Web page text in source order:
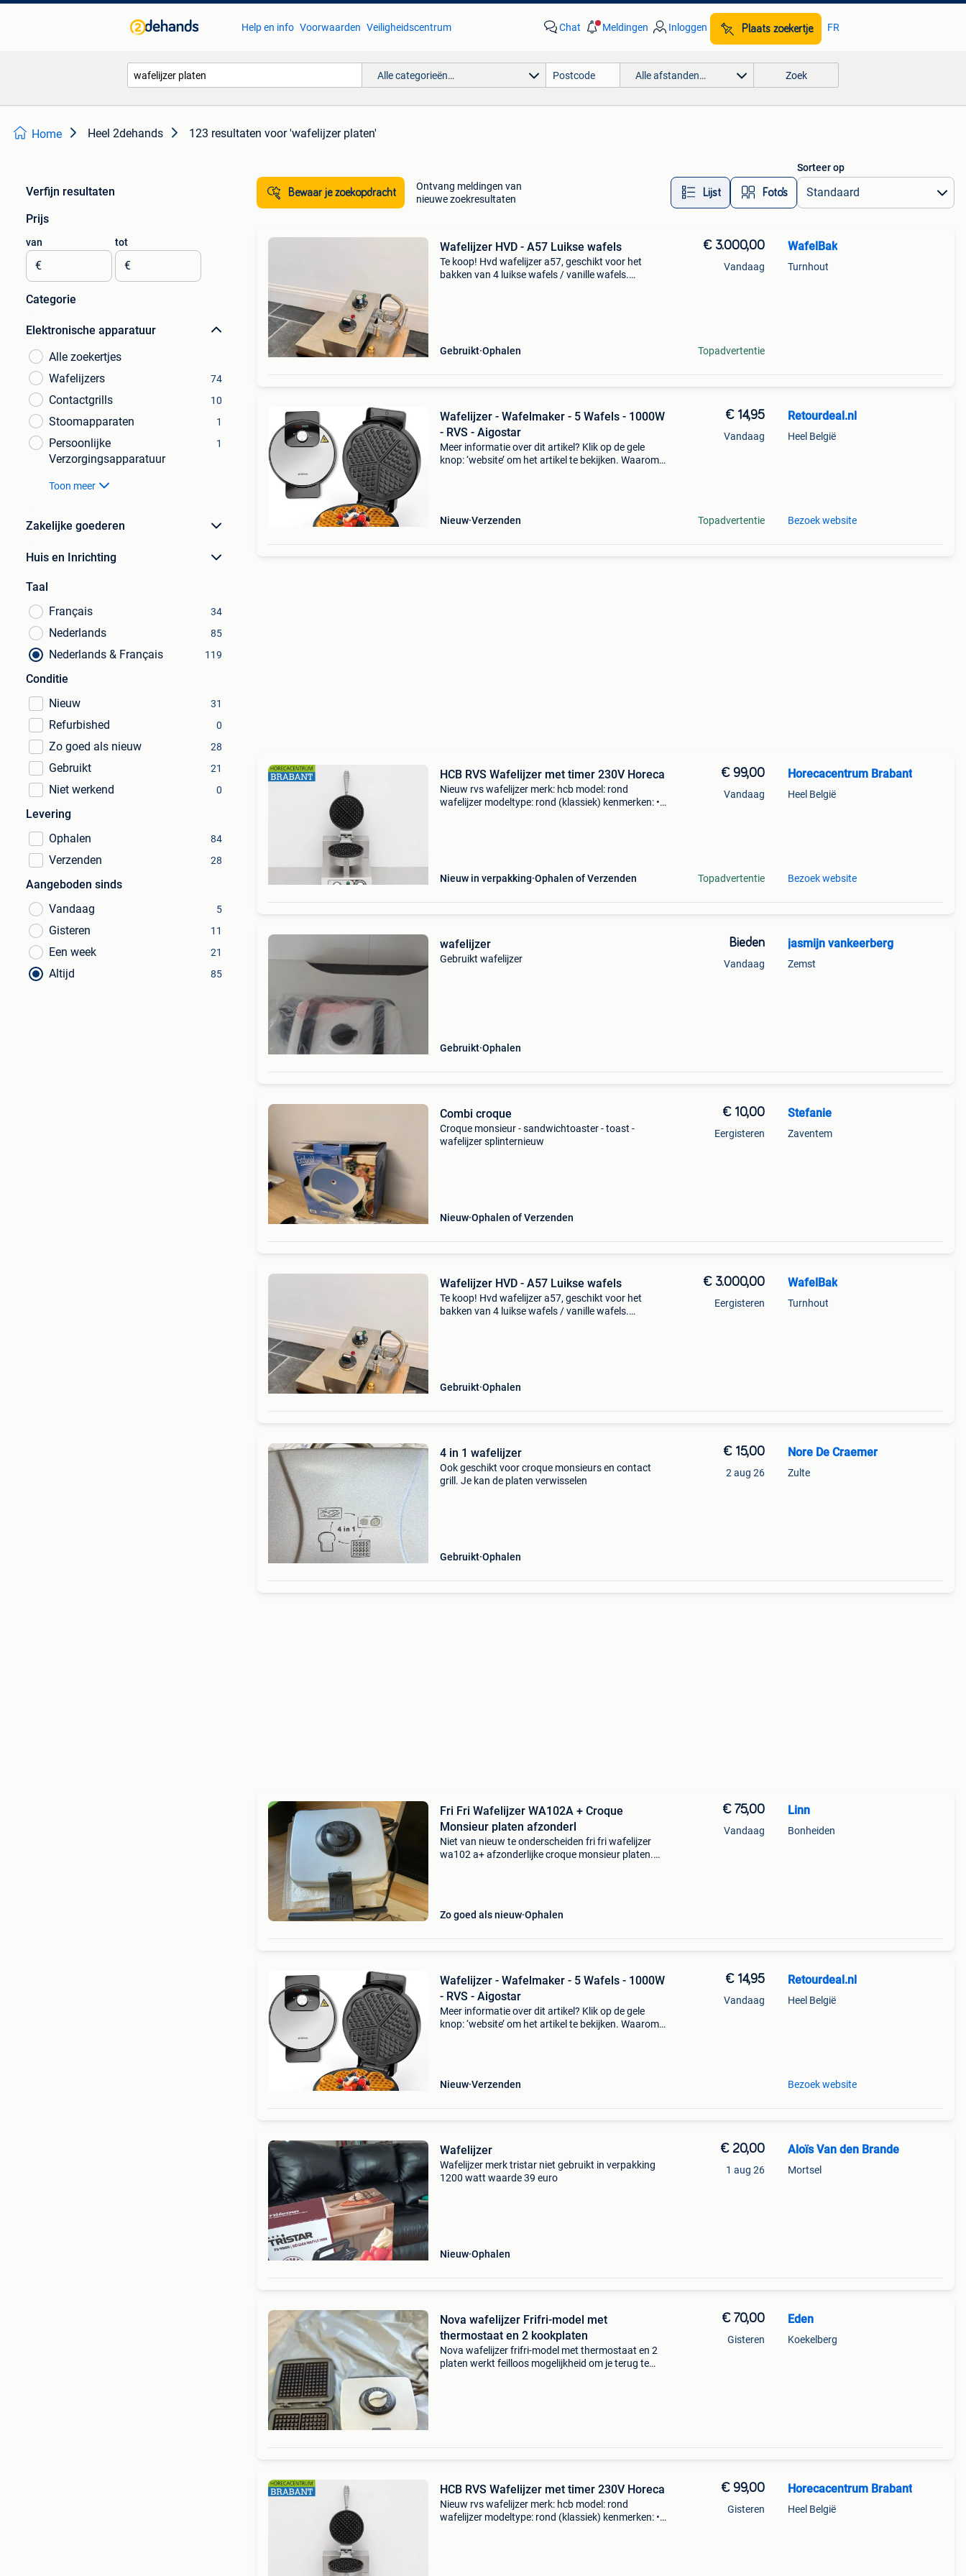
Help en info Voorwaarden Veiligheidscentrum Chat Meldingen Inloggen Plaats zoekertje FR
Alle categorieën… Alle afstanden… Zoek
Home Heel 2dehands 123 resultaten voor 'wafelijzer platen'
Verfijn resultaten
Prijs
van
€
tot
€
Categorie
Elektronische apparatuur
Alle zoekertjes
Wafelijzers
74
Contactgrills 10
Stoomapparaten 1
Persoonlijke
Verzorgingsapparatuur
1
Toon meer
Zakelijke goederen
Huis en Inrichting
Taal
Français
34
Nederlands 85
Nederlands & Français 119
Conditie
Nieuw
31
Refurbished 0
Zo goed als nieuw 28
Gebruikt 21
Niet werkend 0
Levering
Ophalen
84
Verzenden 28
Aangeboden sinds
Vandaag
5
Gisteren 11
Een week 21
Altijd 85
Bewaar je zoekopdracht
Ontvang meldingen van
nieuwe zoekresultaten
Lijst Foto’s
Sorteer op
Wafelijzer HVD - A57 Luikse wafels
Te koop! Hvd wafelijzer a57, geschikt voor het
bakken van 4 luikse wafels / vanille wafels.
Gebruikt Ophalen
€ 3.000,00
Vandaag
Topadvertentie
WafelBak
Turnhout
Wafelijzer - Wafelmaker - 5 Wafels - 1000W
- RVS - Aigostar
Meer informatie over dit artikel? Klik op de gele
knop: ‘website’ om het artikel te bekijken. Waarom
Nieuw Verzenden
€ 14,95
Vandaag
Topadvertentie
Retourdeal.nl
Heel België
Bezoek website
HCB RVS Wafelijzer met timer 230V Horeca
Nieuw rvs wafelijzer merk: hcb model: rond
wafelijzer modeltype: rond (klassiek) kenmerken: •
Nieuw in verpakking Ophalen of Verzenden
€ 99,00
Vandaag
Topadvertentie
Horecacentrum Brabant
Heel België
Bezoek website
wafelijzer
Gebruikt wafelijzer
Gebruikt Ophalen
Bieden
Vandaag
jasmijn vankeerberg
Zemst
Combi croque
Croque monsieur - sandwichtoaster - toast -
wafelijzer splinternieuw
Nieuw Ophalen of Verzenden
€ 10,00
Eergisteren
Stefanie
Zaventem
Wafelijzer HVD - A57 Luikse wafels
Te koop! Hvd wafelijzer a57, geschikt voor het
bakken van 4 luikse wafels / vanille wafels.
Gebruikt Ophalen
€ 3.000,00
Eergisteren
WafelBak
Turnhout
4 in 1 wafelijzer
Ook geschikt voor croque monsieurs en contact
grill. Je kan de platen verwisselen
Gebruikt Ophalen
€ 15,00
2 aug 26
Nore De Craemer
Zulte
Fri Fri Wafelijzer WA102A + Croque
Monsieur platen afzonderl
Niet van nieuw te onderscheiden fri fri wafelijzer
wa102 a+ afzonderlijke croque monsieur platen.
Zo goed als nieuw Ophalen
€ 75,00
Vandaag
Linn
Bonheiden
Wafelijzer - Wafelmaker - 5 Wafels - 1000W
- RVS - Aigostar
Meer informatie over dit artikel? Klik op de gele
knop: ‘website’ om het artikel te bekijken. Waarom
Nieuw Verzenden
€ 14,95
Vandaag
Retourdeal.nl
Heel België
Bezoek website
Wafelijzer
Wafelijzer merk tristar niet gebruikt in verpakking
1200 watt waarde 39 euro
Nieuw Ophalen
€ 20,00
1 aug 26
Aloïs Van den Brande
Mortsel
Nova wafelijzer Frifri-model met
thermostaat en 2 kookplaten
Nova wafelijzer frifri-model met thermostaat en 2
platen werkt feilloos mogelijkheid om je terug te
€ 70,00
Gisteren
Eden
Koekelberg
HCB RVS Wafelijzer met timer 230V Horeca
Nieuw rvs wafelijzer merk: hcb model: rond
wafelijzer modeltype: rond (klassiek) kenmerken: •
€ 99,00
Gisteren
Horecacentrum Brabant
Heel België